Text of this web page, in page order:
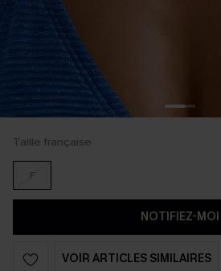
Taille française
F
NOTIFIEZ-MOI
VOIR ARTICLES SIMILAIRES